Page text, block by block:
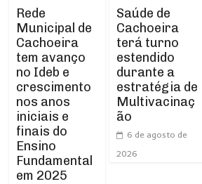
Rede
Municipal de
Cachoeira
tem avanço
no Ideb e
crescimento
nos anos
iniciais e
finais do
Ensino
Fundamental
em 2025
Saúde de
Cachoeira
terá turno
estendido
durante a
estratégia de
Multivacinaç
ão
6 de agosto de
2026